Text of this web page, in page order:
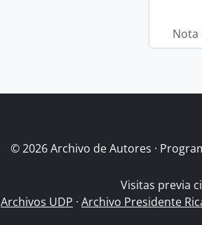
Nota
© 2026 Archivo de Autores ·
Visitas previa
Archivos UDP · Archivo Presidente